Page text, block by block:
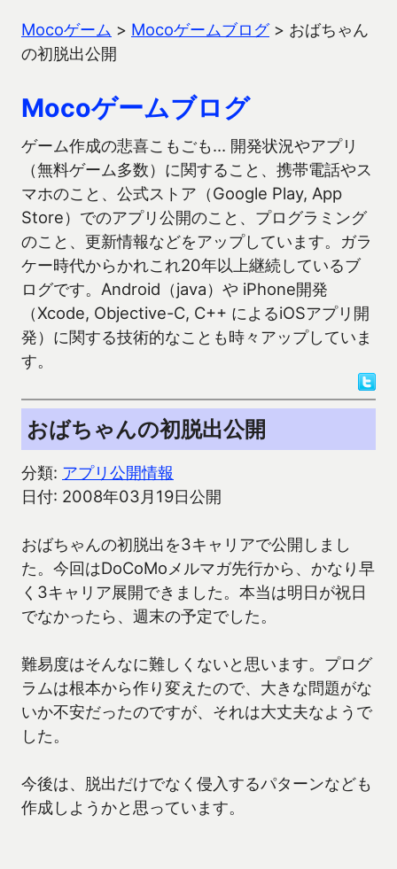
Mocoゲーム > Mocoゲームブログ> おばちゃん
の初脱出公開
Mocoゲームブログ
ゲーム作成の悲喜こもごも… 開発状況やアプリ
（無料ゲーム多数）に関すること、携帯電話やス
マホのこと、公式ストア（Google Play, App
Store）でのアプリ公開のこと、プログラミング
のこと、更新情報などをアップしています。ガラ
ケー時代からかれこれ20年以上継続しているブ
ログです。Android（java）や iPhone開発
（Xcode, Objective-C, C++ によるiOSアプリ開
発）に関する技術的なことも時々アップしていま
す。
おばちゃんの初脱出公開
分類: アプリ公開情報
日付: 2008年03月19日公開
おばちゃんの初脱出を3キャリアで公開しまし
た。今回はDoCoMoメルマガ先行から、かなり早
く3キャリア展開できました。本当は明日が祝日
でなかったら、週末の予定でした。
難易度はそんなに難しくないと思います。プログ
ラムは根本から作り変えたので、大きな問題がな
いか不安だったのですが、それは大丈夫なようで
した。
今後は、脱出だけでなく侵入するパターンなども
作成しようかと思っています。